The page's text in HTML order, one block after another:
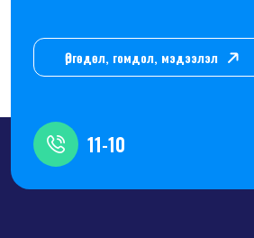
Өргөдөл, гомдол, мэдээлэл
11-10